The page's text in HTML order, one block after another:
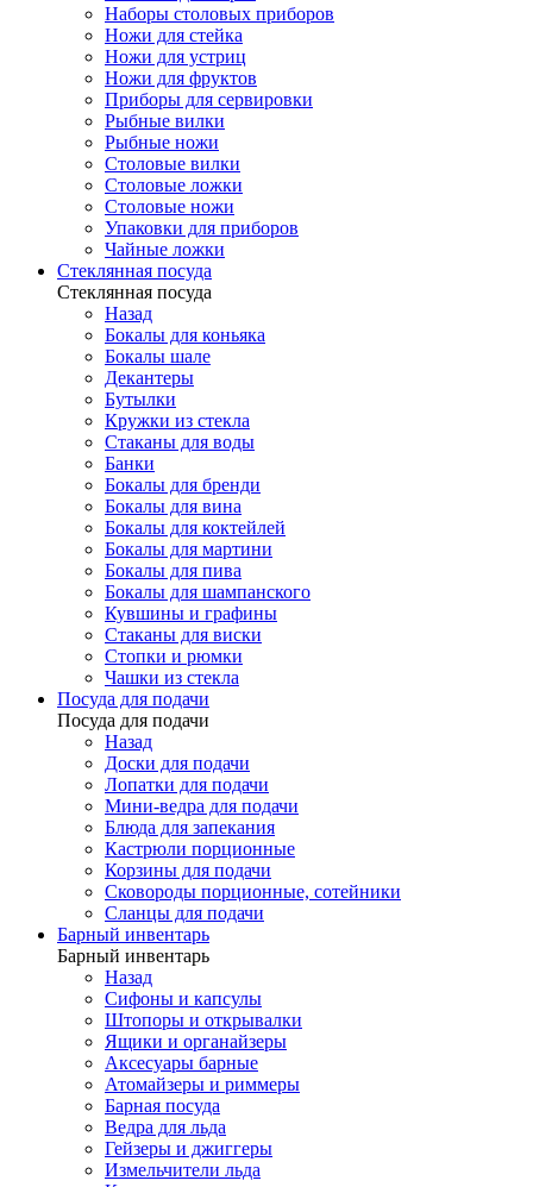
Наборы столовых приборов
Ножи для стейка
Ножи для устриц
Ножи для фруктов
Приборы для сервировки
Рыбные вилки
Рыбные ножи
Столовые вилки
Столовые ложки
Столовые ножи
Упаковки для приборов
Чайные ложки
Стеклянная посуда
Стеклянная посуда
Назад
Бокалы для коньяка
Бокалы шале
Декантеры
Бутылки
Кружки из стекла
Стаканы для воды
Банки
Бокалы для бренди
Бокалы для вина
Бокалы для коктейлей
Бокалы для мартини
Бокалы для пива
Бокалы для шампанского
Кувшины и графины
Стаканы для виски
Стопки и рюмки
Чашки из стекла
Посуда для подачи
Посуда для подачи
Назад
Доски для подачи
Лопатки для подачи
Мини-ведра для подачи
Блюда для запекания
Кастрюли порционные
Корзины для подачи
Сковороды порционные, сотейники
Сланцы для подачи
Барный инвентарь
Барный инвентарь
Назад
Сифоны и капсулы
Штопоры и открывалки
Ящики и органайзеры
Аксесуары барные
Атомайзеры и риммеры
Барная посуда
Ведра для льда
Гейзеры и джиггеры
Измельчители льда